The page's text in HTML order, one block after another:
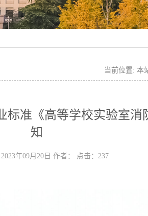
当前位置: 本
标准《高等学校实验室消
知
年09月20日 作者： 点击： 237